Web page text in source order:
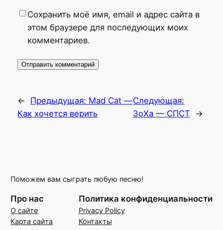
Сохранить моё имя, email и адрес сайта в
этом браузере для последующих моих
комментариев.
← Предыдущая: Mad Cat —
Как хочется верить
Следующая:
ЗоХа — СПСТ
→
Поможем вам сыграть любую песню!
Про нас
О сайте
Карта сайта
Политика конфиденциальности
Privacy Policy
Контакты